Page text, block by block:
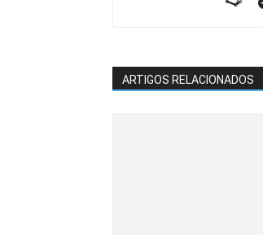
ARTIGOS RELACIONADOS